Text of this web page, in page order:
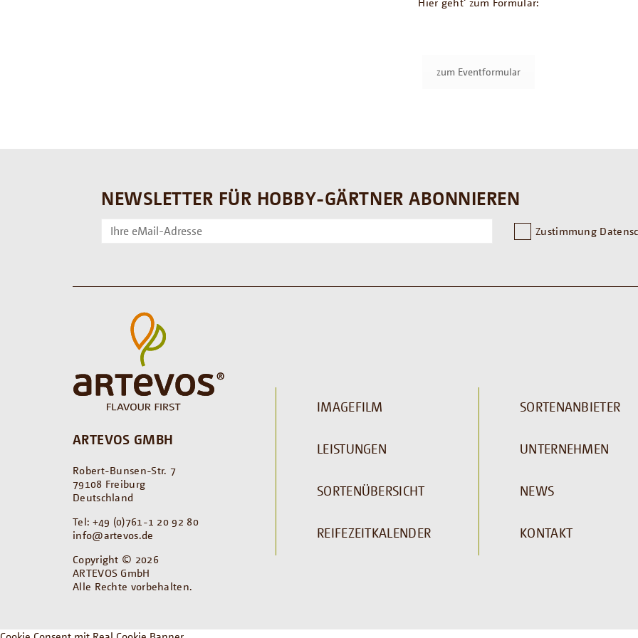
zum Eventformular
NEWSLETTER FÜR HOBBY-GÄRTNER ABONNIEREN
Zustimmung
ARTEVOS GMBH
Robert-Bunsen-Str. 7
79108 Freiburg
Deutschland
Tel: +49 (0)761-1 20 92 80
info@artevos.de
Copyright © 2026
ARTEVOS GmbH
Alle Rechte vorbehalten.
IMAGEFILM
LEISTUNGEN
SORTENÜBERSICHT
REIFEZEITKALENDER
SORTENANBIETER
UNTERNEHMEN
NEWS
KONTAKT